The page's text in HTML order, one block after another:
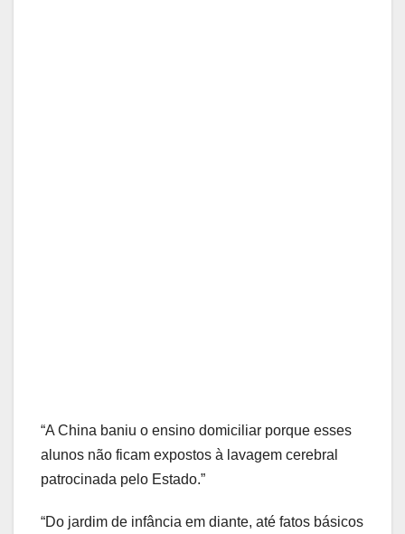
“A China baniu o ensino domiciliar porque esses
alunos não ficam expostos à lavagem cerebral
patrocinada pelo Estado.”
“Do jardim de infância em diante, até fatos básicos